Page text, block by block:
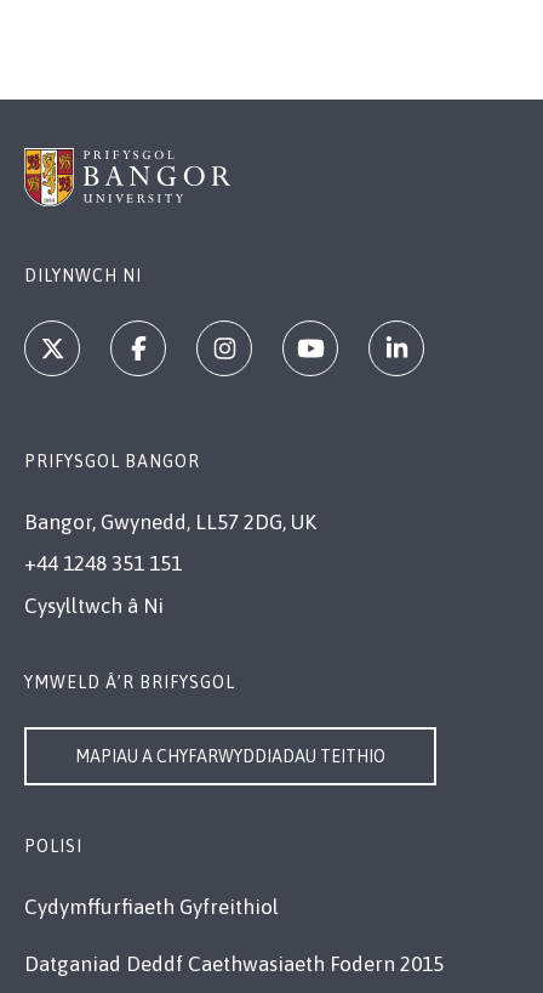
DILYNWCH NI
PRIFYSGOL BANGOR
Bangor, Gwynedd, LL57 2DG, UK
+44 1248 351 151
Cysylltwch â Ni
YMWELD Â’R BRIFYSGOL
MAPIAU A CHYFARWYDDIADAU TEITHIO
POLISI
Cydymffurfiaeth Gyfreithiol
Datganiad Deddf Caethwasiaeth Fodern 2015